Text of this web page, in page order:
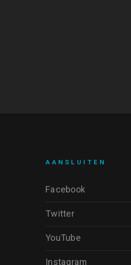
AANSLUITEN
Facebook
Twitter
YouTube
Instagram